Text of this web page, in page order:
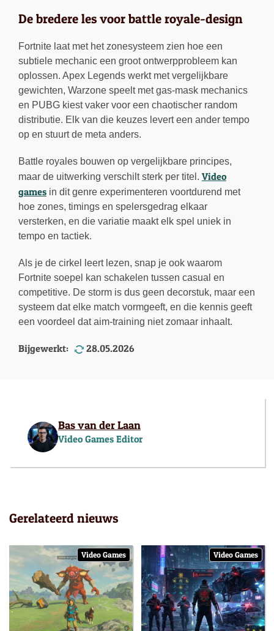
De bredere les voor battle royale-design
Fortnite laat met het zonesysteem zien hoe een
subtiele mechanic een groot ontwerpprobleem kan
oplossen. Apex Legends werkt met vergelijkbare
gewichten, Warzone speelt met gas-mask mechanics
en PUBG kiest vaker voor een chaotischer random
distributie. Elk van die keuzes levert een ander tempo
op en stuurt de meta anders.
Battle royales bouwen op vergelijkbare principes,
maar de uitwerking verschilt sterk per titel. Video
games in dit genre experimenteren voortdurend met
hoe zones, timings en spelersgedrag elkaar
versterken, en die variatie maakt elk spel uniek in
tempo en tactiek.
Als je de cirkel leert lezen, snap je ook waarom
Fortnite soepel kan schakelen tussen casual en
competitive. De storm is dus geen decorstuk, maar een
systeem dat elke match vormgeeft, en die kennis geeft
een voordeel dat aim-training niet zomaar inhaalt.
Bijgewerkt: 28.05.2026
Bas van der Laan
Video Games Editor
Gerelateerd nieuws
Video Games Video Games